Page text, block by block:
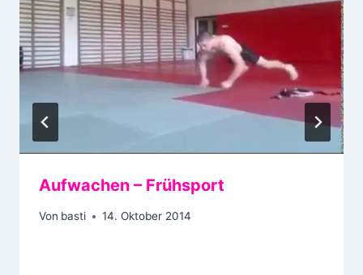
Aufwachen – Frühsport
Von basti 14. Oktober 2014